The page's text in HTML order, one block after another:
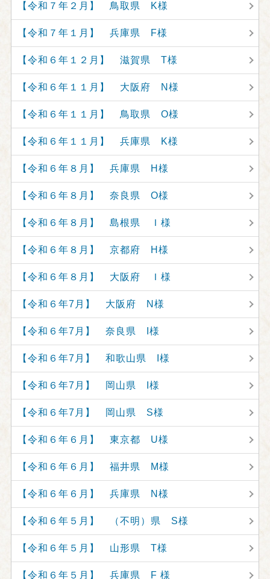
【令和７年２月】 鳥取県 K様
【令和７年１月】 兵庫県 F様
【令和６年１２月】 滋賀県 T様
【令和６年１１月】 大阪府 N様
【令和６年１１月】 鳥取県 O様
【令和６年１１月】 兵庫県 K様
【令和６年８月】 兵庫県 H様
【令和６年８月】 奈良県 O様
【令和６年８月】 島根県 Ｉ様
【令和６年８月】 京都府 H様
【令和６年８月】 大阪府 Ｉ様
【令和６年7月】 大阪府 N様
【令和６年7月】 奈良県 I様
【令和６年7月】 和歌山県 I様
【令和６年7月】 岡山県 I様
【令和６年7月】 岡山県 S様
【令和６年６月】 東京都 U様
【令和６年６月】 福井県 M様
【令和６年６月】 兵庫県 N様
【令和６年５月】 （不明）県 S様
【令和６年５月】 山形県 T様
【令和６年５月】 兵庫県 F 様